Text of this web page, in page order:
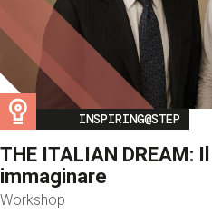
Image
INSPIRING@STEP
THE ITALIAN DREAM:
immaginare
Workshop